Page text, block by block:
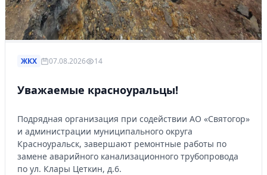
ЖКХ 07.08.2026 14
Уважаемые красноуральцы!
Подрядная организация при содействии АО «Святогор»
и администрации муниципального округа
Красноуральск, завершают ремонтные работы по
замене аварийного канализационного трубопровода
по ул. Клары Цеткин, д.6.